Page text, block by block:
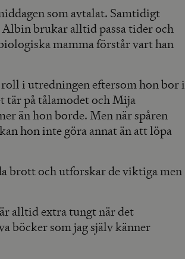
som avtalat. Samtidigt
brukar alltid passa tider och
mamma förstår vart han
i utredningen eftersom hon bor i
tär på tålamodet och Mija
än hon borde. Men när spåren
hon inte göra annat än att löpa
brott och utforskar de viktiga men
alltid extra tungt när det
böcker som jag själv känner